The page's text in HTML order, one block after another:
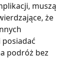
muszą
że
podróż bez